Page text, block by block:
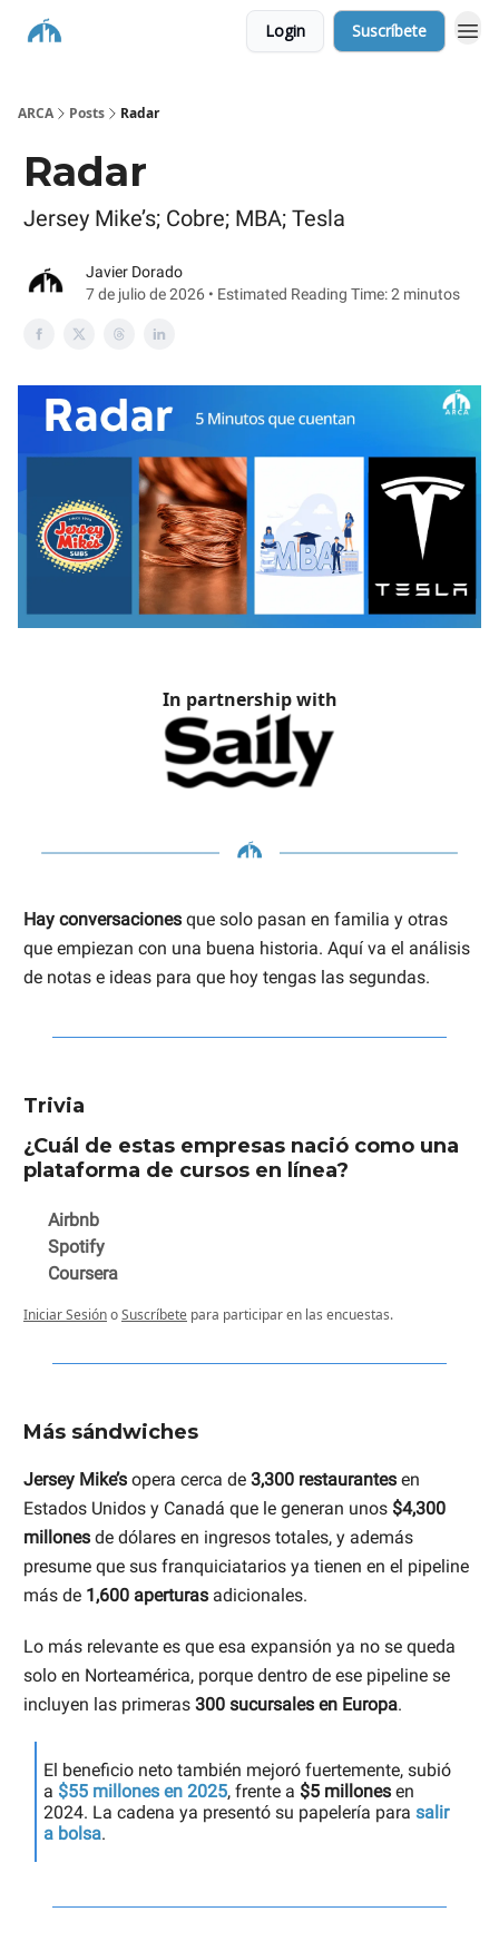
Login Suscríbete
ARCA Posts Radar
Radar
Jersey Mike’s; Cobre; MBA; Tesla
Javier Dorado
7 de julio de 2026 • Estimated Reading Time: 2 minutos
In partnership with
Hay conversaciones que solo pasan en familia y otras
que empiezan con una buena historia. Aquí va el análisis
de notas e ideas para que hoy tengas las segundas.
Trivia
¿Cuál de estas empresas nació como una
plataforma de cursos en línea?
Airbnb
Spotify
Coursera
Iniciar SesiónoSuscríbete para participar en las encuestas.
Más sándwiches
Jersey Mike’s opera cerca de 3,300 restaurantes en
Estados Unidos y Canadá que le generan unos $4,300
millones de dólares en ingresos totales, y además
presume que sus franquiciatarios ya tienen en el pipeline
más de 1,600 aperturas adicionales.
Lo más relevante es que esa expansión ya no se queda
solo en Norteamérica, porque dentro de ese pipeline se
incluyen las primeras 300 sucursales en Europa.
El beneficio neto también mejoró fuertemente, subió
a $55 millones en 2025, frente a $5 millones en
2024. La cadena ya presentó su papelería para salir
a bolsa.